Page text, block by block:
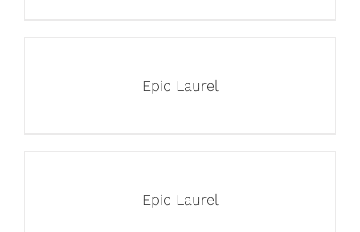
Epic Laurel
Epic Laurel